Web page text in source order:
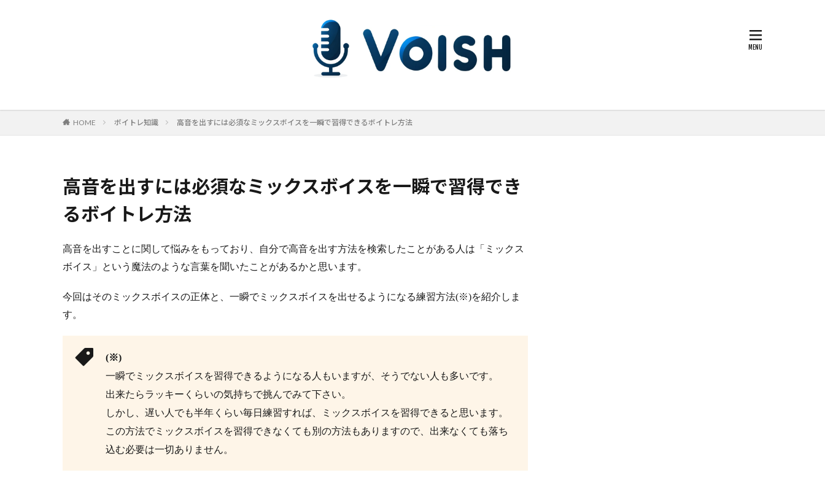
HOME ボイトレ知識 高音を出すには必須なミックスボイスを一瞬で習得できるボイトレ方法
高音を出すには必須なミックスボイスを一瞬で習得でき
るボイトレ方法
高音を出すことに関して悩みをもっており、自分で高音を出す方法を検索したことがある人は「ミックス
ボイス」という魔法のような言葉を聞いたことがあるかと思います。
今回はそのミックスボイスの正体と、一瞬でミックスボイスを出せるようになる練習方法(※)を紹介しま
す。
(※)
一瞬でミックスボイスを習得できるようになる人もいますが、そうでない人も多いです。
出来たらラッキーくらいの気持ちで挑んでみて下さい。
しかし、遅い人でも半年くらい毎日練習すれば、ミックスボイスを習得できると思います。
この方法でミックスボイスを習得できなくても別の方法もありますので、出来なくても落ち
込む必要は一切ありません。